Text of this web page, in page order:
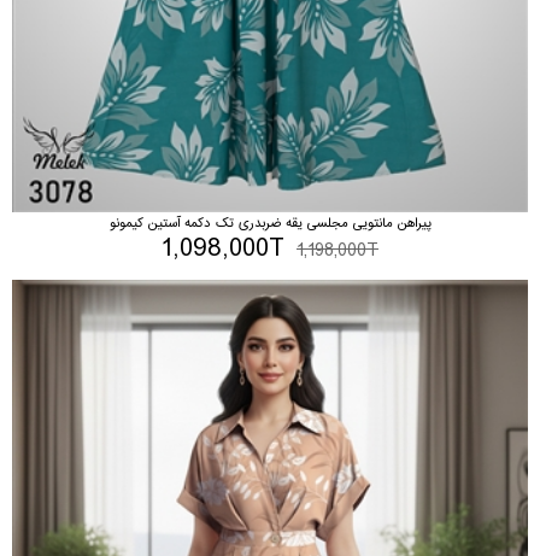
پیراهن مانتویی مجلسی یقه ضربدری تک دکمه آستین کیمونو
1,198,000T
1,098,000T